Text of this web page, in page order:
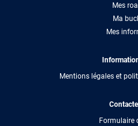
Mes
Ma
Mes
Mentions légales et
Formulaire